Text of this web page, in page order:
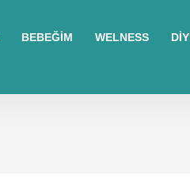
BEBEĞİM WELNESS